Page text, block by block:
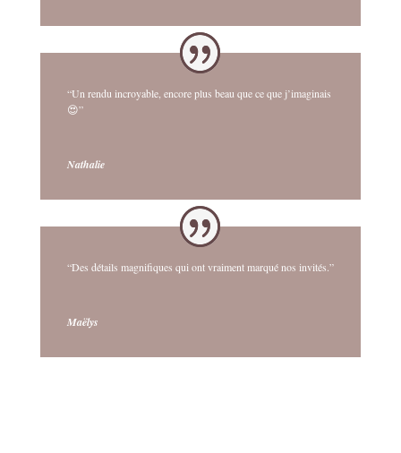
“Un rendu incroyable, encore plus beau que ce que j’imaginais
😍”
Nathalie
“Des détails magnifiques qui ont vraiment marqué nos invités.”
Maëlys